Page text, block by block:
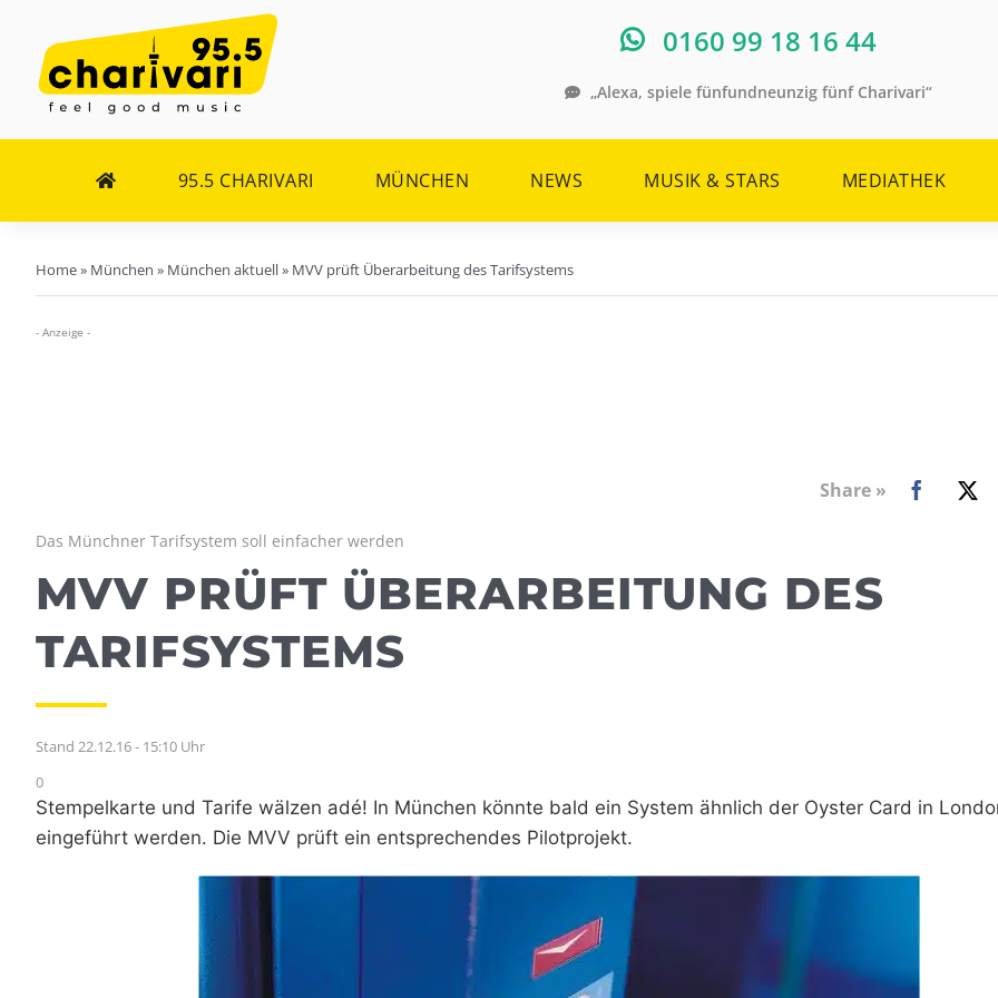
Inhalt
springen
0160 99 18 16 44
„Alexa, spiele fünfundneunzig fünf Charivari“
95.5 CHARIVARI MÜNCHEN NEWS MUSIK & STARS MEDIATHEK
Home» München » München aktuell» MVV prüft Überarbeitung des Tarifsystems
- Anzeige -
Share »
Das Münchner Tarifsystem soll einfacher werden
MVV PRÜFT ÜBERARBEITUNG DES
TARIFSYSTEMS
Stand 22.12.16 - 15:10 Uhr
0
Stempelkarte und Tarife wälzen adé! In München könnte bald ein System ähnlich der Oyster Card in
eingeführt werden. Die MVV prüft ein entsprechendes Pilotprojekt.